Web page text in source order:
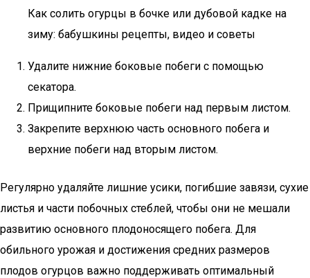
Как солить огурцы в бочке или дубовой кадке на
зиму: бабушкины рецепты, видео и советы
Удалите нижние боковые побеги с помощью
секатора.
Прищипните боковые побеги над первым листом.
Закрепите верхнюю часть основного побега и
верхние побеги над вторым листом.
Регулярно удаляйте лишние усики, погибшие завязи, сухие
листья и части побочных стеблей, чтобы они не мешали
развитию основного плодоносящего побега. Для
обильного урожая и достижения средних размеров
плодов огурцов важно поддерживать оптимальный